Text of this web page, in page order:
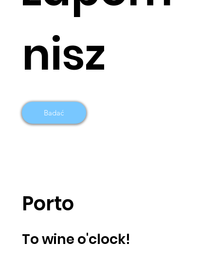
nisz
Badać
Porto
To wine o'clock!